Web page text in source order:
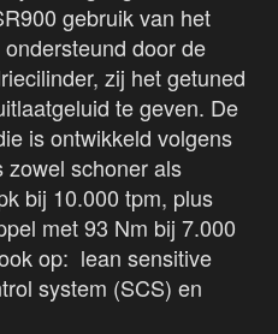
gebruik van het
door de
zij het getuned
te geven. De
is ontwikkeld volgens
zowel schoner als
bij 10.000 tpm, plus
met 93 Nm bij 7.000
op: lean sensitive
system (SCS) en